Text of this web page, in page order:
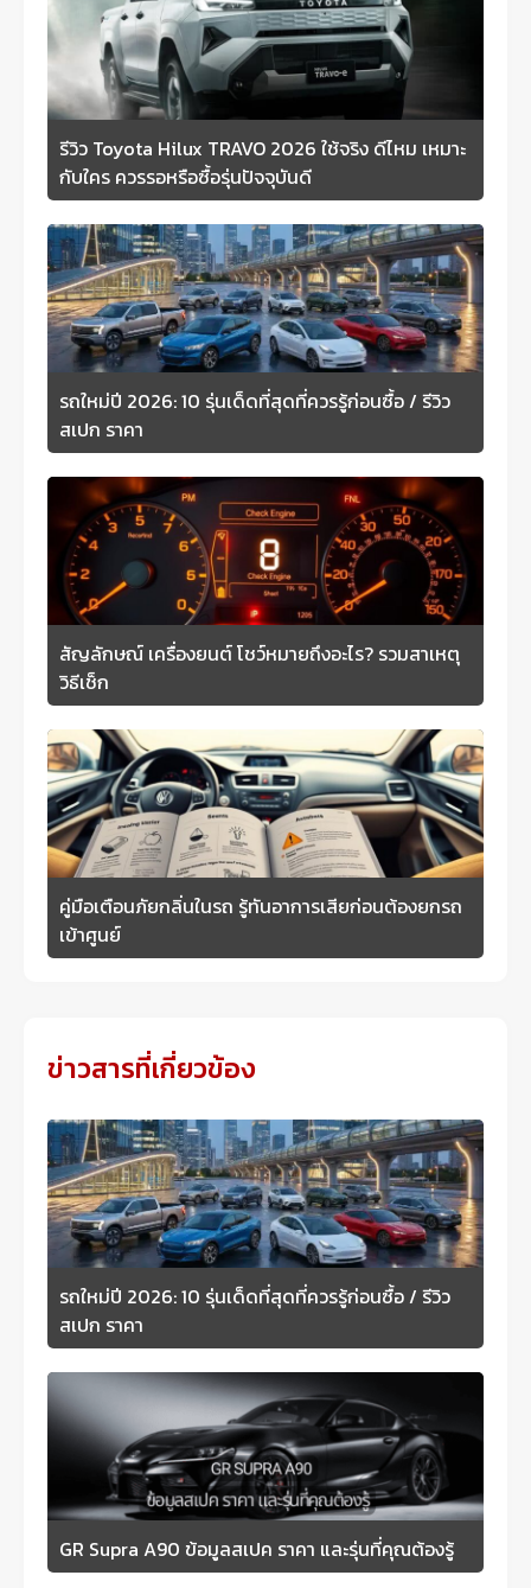
รีวิว Toyota Hilux TRAVO 2026 ใช้จริง ดีไหม เหมาะ
กับใคร ควรรอหรือซื้อรุ่นปัจจุบันดี
รถใหม่ปี 2026: 10 รุ่นเด็ดที่สุดที่ควรรู้ก่อนซื้อ / รีวิว
สเปก ราคา
สัญลักษณ์ เครื่องยนต์ โชว์หมายถึงอะไร? รวมสาเหตุ
วิธีเช็ก
คู่มือเตือนภัยกลิ่นในรถ รู้ทันอาการเสียก่อนต้องยกรถ
เข้าศูนย์
ข่าวสารที่เกี่ยวข้อง
รถใหม่ปี 2026: 10 รุ่นเด็ดที่สุดที่ควรรู้ก่อนซื้อ / รีวิว
สเปก ราคา
GR Supra A90 ข้อมูลสเปค ราคา และรุ่นที่คุณต้องรู้